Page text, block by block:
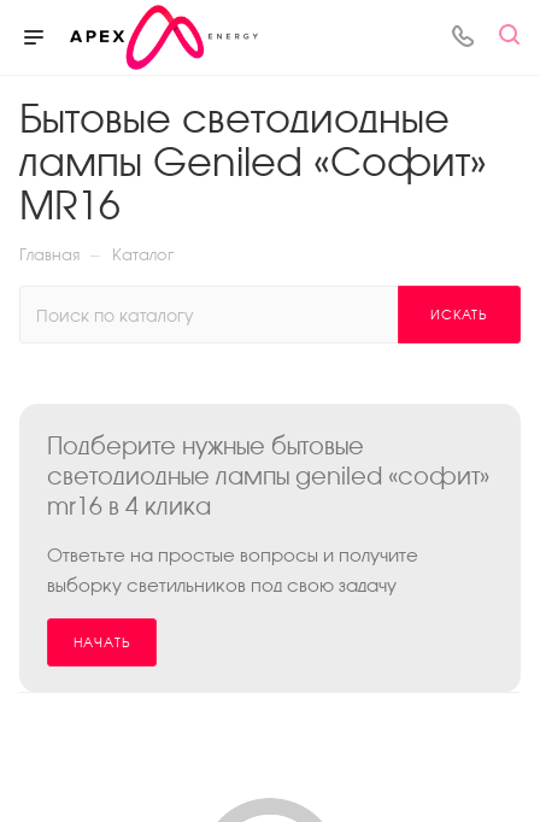
Бытовые светодиодные
лампы Geniled «Софит»
MR16
Главная — Каталог
ИСКАТЬ
Подберите нужные бытовые
светодиодные лампы geniled «софит»
mr16 в 4 клика
Ответьте на простые вопросы и получите
выборку светильников под свою задачу
НАЧАТЬ